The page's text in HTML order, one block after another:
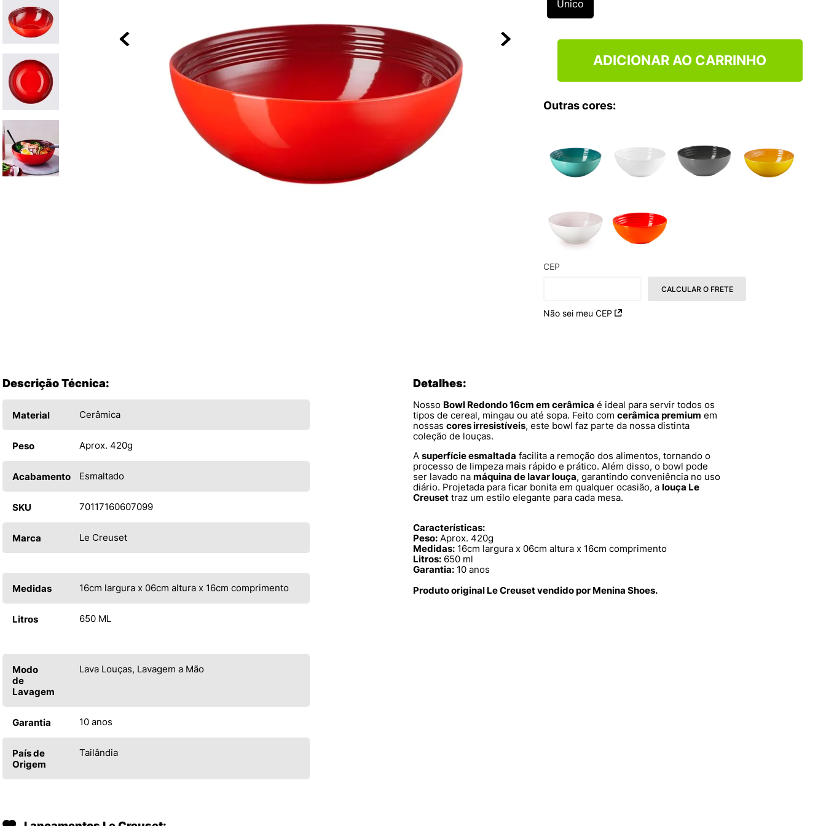
Único
ADICIONAR AO CARRINHO
Outras cores:
CEP
Não sei meu CEP
CALCULAR O FRETE
Descrição Técnica:
Material Cerâmica
Peso Aprox. 420g
Acabamento Esmaltado
SKU 70117160607099
Marca Le Creuset
Medidas 16cm largura x 06cm altura x 16cm comprimento
Litros 650 ML
Modo
de
Lavagem
Lava Louças, Lavagem a Mão
Garantia 10 anos
País de
Origem
Tailândia
Detalhes:
Nosso Bowl Redondo 16cm em cerâmica é ideal para servir todos os
tipos de cereal, mingau ou até sopa. Feito com cerâmica premium em
nossas cores irresistíveis, este bowl faz parte da nossa distinta
coleção de louças.
A superfície esmaltada facilita a remoção dos alimentos, tornando o
processo de limpeza mais rápido e prático. Além disso, o bowl pode
ser lavado na máquina de lavar louça, garantindo conveniência no uso
diário. Projetada para ficar bonita em qualquer ocasião, a louça Le
Creuset traz um estilo elegante para cada mesa.
Características:
Peso: Aprox. 420g
Medidas: 16cm largura x 06cm altura x 16cm comprimento
Litros: 650 ml
Garantia: 10 anos
Produto original Le Creuset vendido por Menina Shoes.